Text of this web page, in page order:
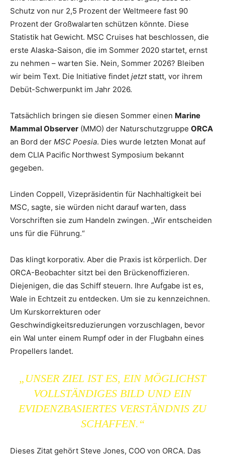
Schutz von nur 2,5 Prozent der Weltmeere fast 90
Prozent der Großwalarten schützen könnte. Diese
Statistik hat Gewicht. MSC Cruises hat beschlossen, die
erste Alaska-Saison, die im Sommer 2020 startet, ernst
zu nehmen – warten Sie. Nein, Sommer 2026? Bleiben
wir beim Text. Die Initiative findet jetztstatt, vor ihrem
Debüt-Schwerpunkt im Jahr 2026.
Tatsächlich bringen sie diesen Sommer einen Marine
Mammal Observer (MMO) der Naturschutzgruppe ORCA
an Bord der MSC Poesia. Dies wurde letzten Monat auf
dem CLIA Pacific Northwest Symposium bekannt
gegeben.
Linden Coppell, Vizepräsidentin für Nachhaltigkeit bei
MSC, sagte, sie würden nicht darauf warten, dass
Vorschriften sie zum Handeln zwingen. „Wir entscheiden
uns für die Führung.“
Das klingt korporativ. Aber die Praxis ist körperlich. Der
ORCA-Beobachter sitzt bei den Brückenoffizieren.
Diejenigen, die das Schiff steuern. Ihre Aufgabe ist es,
Wale in Echtzeit zu entdecken. Um sie zu kennzeichnen.
Um Kurskorrekturen oder
Geschwindigkeitsreduzierungen vorzuschlagen, bevor
ein Wal unter einem Rumpf oder in der Flugbahn eines
Propellers landet.
„UNSER ZIEL IST ES, EIN MÖGLICHST
VOLLSTÄNDIGES BILD UND EIN
EVIDENZBASIERTES VERSTÄNDNIS ZU
SCHAFFEN.“
Dieses Zitat gehört Steve Jones, COO von ORCA. Das